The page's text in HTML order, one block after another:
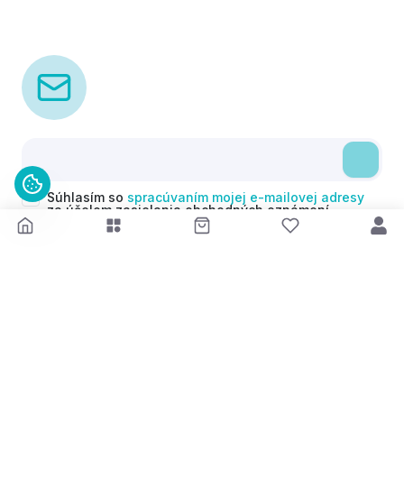
Súhlasím so spracúvaním mojej e-mailovej adresy
za účelom zasielania obchodných oznámení
(newsletterov) v súlade s čl. 6 ods. 1 písm. a)
Nariadenia GDPR. Svoj súhlas môžem kedykoľvek